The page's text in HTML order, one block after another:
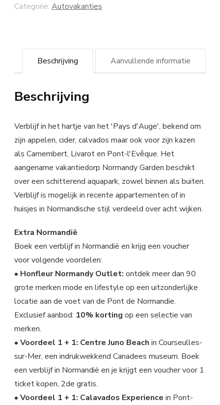
Categorie: Autovakanties
Beschrijving Aanvullende informatie
Beschrijving
Verblijf in het hartje van het 'Pays d'Auge', bekend om
zijn appelen, cider, calvados maar ook voor zijn kazen
als Camembert, Livarot en Pont-l'Evêque. Het
aangename vakantiedorp Normandy Garden beschikt
over een schitterend aquapark, zowel binnen als buiten.
Verblijf is mogelijk in recente appartementen of in
huisjes in Normandische stijl verdeeld over acht wijken.
Extra Normandië
Boek een verblijf in Normandië en krijg een voucher
voor volgende voordelen:
• Honfleur Normandy Outlet: ontdek meer dan 90
grote merken mode en lifestyle op een uitzonderlijke
locatie aan de voet van de Pont de Normandie.
Exclusief aanbod: 10% korting op een selectie van
merken.
• Voordeel 1 + 1: Centre Juno Beach in Courseulles-
sur-Mer, een indrukwekkend Canadees museum. Boek
een verblijf in Normandië en je krijgt een voucher voor 1
ticket kopen, 2de gratis.
• Voordeel 1 + 1: Calavados Experience in Pont-